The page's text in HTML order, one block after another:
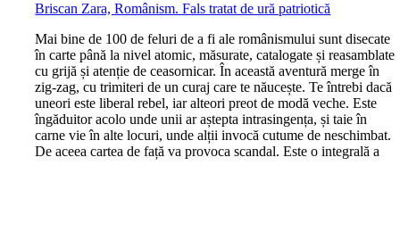
Briscan Zara, Românism. Fals tratat de ură patriotică
Mai bine de 100 de feluri de a fi ale românismului sunt disecate
în carte până la nivel atomic, măsurate, catalogate și reasamblate
cu grijă și atenție de ceasornicar. În această aventură merge în
zig-zag, cu trimiteri de un curaj care te năucește. Te întrebi dacă
uneori este liberal rebel, iar alteori preot de modă veche. Este
îngăduitor acolo unde unii ar aștepta intrasingența, și taie în
carne vie în alte locuri, unde alții invocă cutume de neschimbat.
De aceea cartea de față va provoca scandal. Este o integrală a